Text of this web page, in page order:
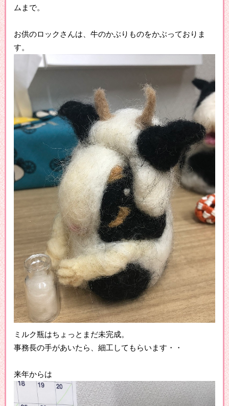
ムまで。
お供のロックさんは、牛のかぶりものをかぶっておりま
す。
ミルク瓶はちょっとまだ未完成。
事務長の手があいたら、細工してもらいます・・
来年からは